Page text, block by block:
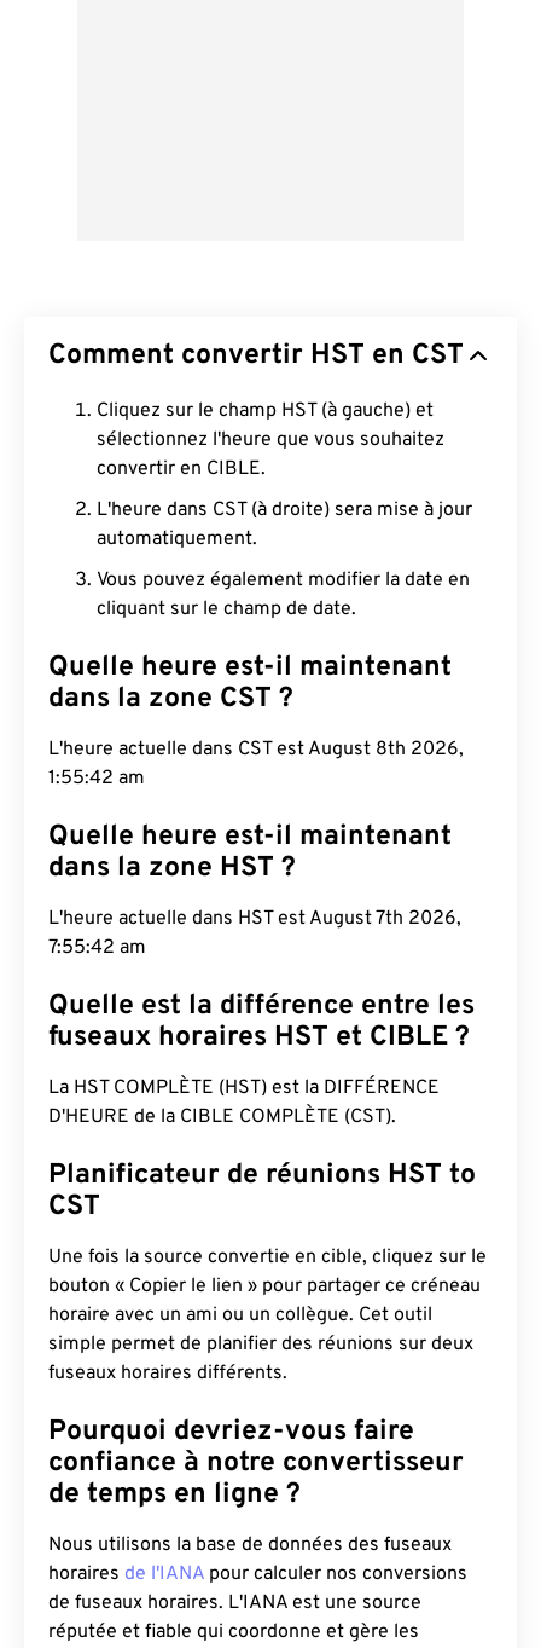
Comment convertir HST en CST
Cliquez sur le champ HST (à gauche) et
sélectionnez l'heure que vous souhaitez
convertir en CIBLE.
L'heure dans CST (à droite) sera mise à jour
automatiquement.
Vous pouvez également modifier la date en
cliquant sur le champ de date.
Quelle heure est-il maintenant
dans la zone CST ?
L'heure actuelle dans CST est August 8th 2026,
1:55:42 am
Quelle heure est-il maintenant
dans la zone HST ?
L'heure actuelle dans HST est August 7th 2026,
7:55:42 am
Quelle est la différence entre les
fuseaux horaires HST et CIBLE ?
La HST COMPLÈTE (HST) est la DIFFÉRENCE
D'HEURE de la CIBLE COMPLÈTE (CST).
Planificateur de réunions HST to
CST
Une fois la source convertie en cible, cliquez sur le
bouton « Copier le lien » pour partager ce créneau
horaire avec un ami ou un collègue. Cet outil
simple permet de planifier des réunions sur deux
fuseaux horaires différents.
Pourquoi devriez-vous faire
confiance à notre convertisseur
de temps en ligne ?
Nous utilisons la base de données des fuseaux
horaires de l'IANA pour calculer nos conversions
de fuseaux horaires. L'IANA est une source
réputée et fiable qui coordonne et gère les